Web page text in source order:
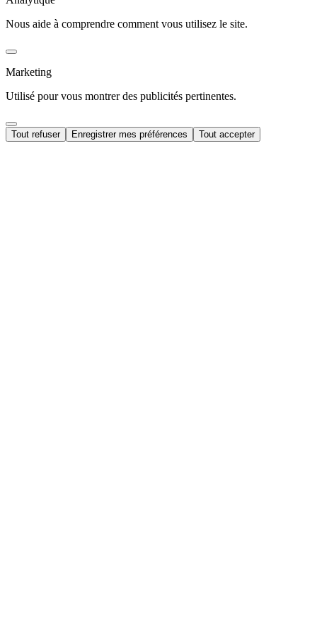
Nous aide à comprendre comment vous utilisez le site.
Marketing
Utilisé pour vous montrer des publicités pertinentes.
Tout refuser Enregistrer mes préférences Tout accepter